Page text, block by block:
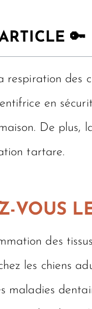
🔑
des
en
De plus,
tartare.
VOUS
des
les chiens
maladies